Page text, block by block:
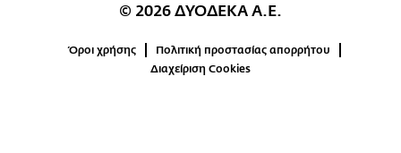
© 2026 ΔΥΟΔΕΚΑ Α.Ε.
Όροι χρήσης
Πολιτική προστασίας απορρήτου
Διαχείριση Cookies